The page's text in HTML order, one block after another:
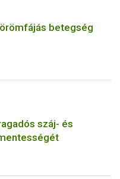
betegség
száj- és